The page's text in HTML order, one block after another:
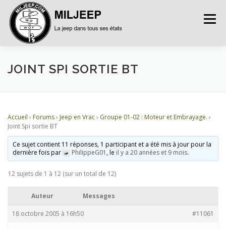
Menu
ACCUEIL ARTICLES PETITES ANNONCES
DOCUMENTATIONS FORUMS S’INSCRIRE
CONNEXION
JOINT SPI SORTIE BT
Accueil › Forums› Jeep en Vrac› Groupe 01-02 : Moteur et Embrayage. ›
Joint Spi sortie BT
Ce sujet contient 11 réponses, 1 participant et a été mis à jour pour la
dernière fois par
PhilippeG01 , le il y a 20 années et 9 mois.
12 sujets de 1 à 12 (sur un total de 12)
Auteur Messages
18 octobre 2005 à 16h50 #11061